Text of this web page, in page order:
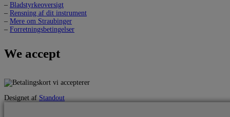
– Bladstyrkeoversigt
– Rensning af dit instrument
– Mere om Straubinger
– Forretningsbetingelser
We accept
Designet af Standout